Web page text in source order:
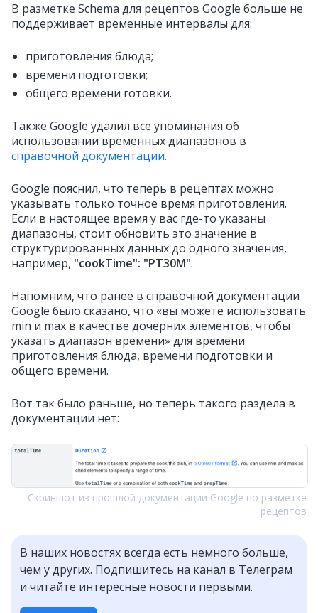
В разметке Schema для рецептов Google больше не
поддерживает временные интервалы для:
приготовления блюда;
времени подготовки;
общего времени готовки.
Также Google удалил все упоминания об
использовании временных диапазонов в
справочной документации.
Google пояснил, что теперь в рецептах можно
указывать только точное время приготовления.
Если в настоящее время у вас где-то указаны
диапазоны, стоит обновить это значение в
структурированных данных до одного значения,
например, "cookTime": "PT30M"‎.
Напомним, что ранее в справочной документации
Google было сказано, что «вы можете использовать
min и max в качестве дочерних элементов, чтобы
указать диапазон времени» для времени
приготовления блюда, времени подготовки и
общего времени.
Вот так было раньше, но теперь такого раздела в
документации нет:
Скриншот из прошлой документации Google по разметке
рецептов
В наших новостях всегда есть немного больше,
чем у других. Подпишитесь на канал в Телеграм
и читайте интересные новости первыми.